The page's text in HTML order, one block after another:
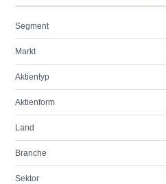
Segment
Markt
Aktientyp
Aktienform
Land
Branche
Sektor